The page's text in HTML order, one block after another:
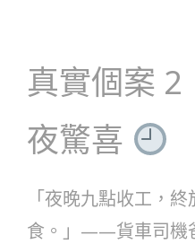
真實個案 2
夜驚喜
「夜晚九點收工，
食。」——貨車司機